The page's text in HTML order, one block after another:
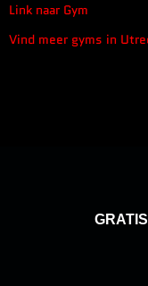
Link naar Gym
Vind meer gyms in